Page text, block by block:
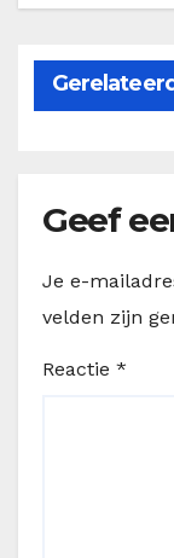
Geef
Je e-
velden zijn
Reactie *